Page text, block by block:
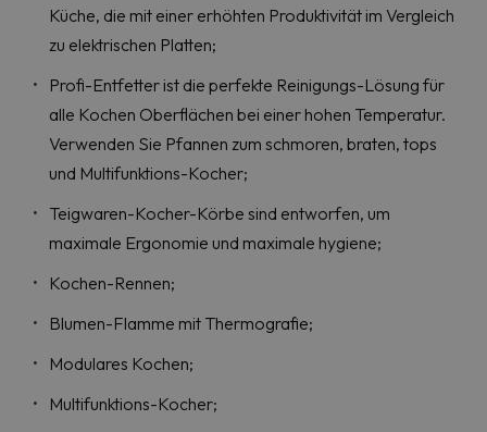
Küche, die mit einer erhöhten Produktivität im Vergleich
zu elektrischen Platten;
Profi-Entfetter ist die perfekte Reinigungs-Lösung für
alle Kochen Oberflächen bei einer hohen Temperatur.
Verwenden Sie Pfannen zum schmoren, braten, tops
und Multifunktions-Kocher;
Teigwaren-Kocher-Körbe sind entworfen, um
maximale Ergonomie und maximale hygiene;
Kochen-Rennen;
Blumen-Flamme mit Thermografie;
Modulares Kochen;
Multifunktions-Kocher;